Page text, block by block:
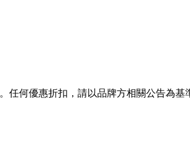
任何優惠折扣，請以品牌方相關公告為基